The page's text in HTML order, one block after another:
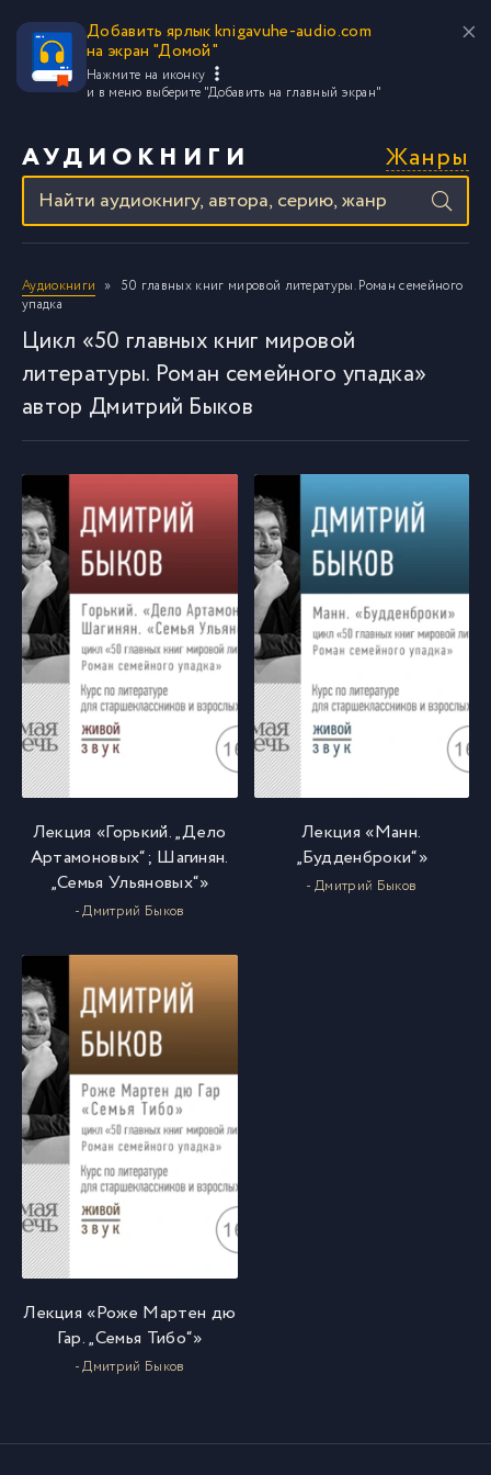
Добавить ярлык knigavuhe-audio.com
на экран "Домой"
Нажмите на иконку
и в меню выберите "Добавить на главный экран"
АУДИОКНИГИ Жанры
Аудиокниги
50 главных книг мировой литературы. Роман семейного
упадка
Цикл «50 главных книг мировой
литературы. Роман семейного упадка»
автор Дмитрий Быков
Лекция «Горький. „Дело
Артамоновых“; Шагинян.
„Семья Ульяновых“»
- Дмитрий Быков
Лекция «Манн.
„Будденброки“»
- Дмитрий Быков
Лекция «Роже Мартен дю
Гар. „Семья Тибо“»
- Дмитрий Быков